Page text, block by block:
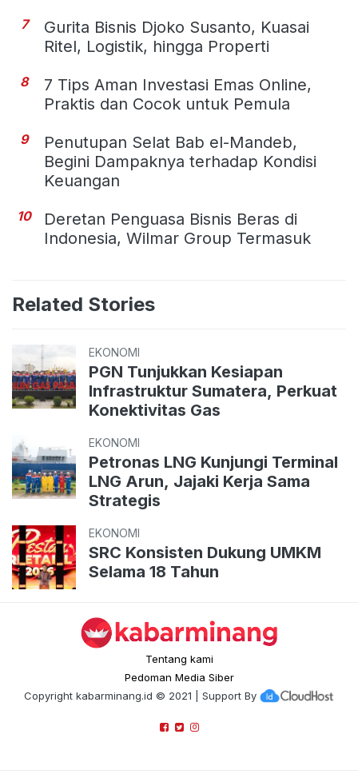
7
Gurita Bisnis Djoko Susanto, Kuasai
Ritel, Logistik, hingga Properti
8
7 Tips Aman Investasi Emas Online,
Praktis dan Cocok untuk Pemula
9
Penutupan Selat Bab el-Mandeb,
Begini Dampaknya terhadap Kondisi
Keuangan
10
Deretan Penguasa Bisnis Beras di
Indonesia, Wilmar Group Termasuk
Related Stories
EKONOMI
PGN Tunjukkan Kesiapan
Infrastruktur Sumatera, Perkuat
Konektivitas Gas
EKONOMI
Petronas LNG Kunjungi Terminal
LNG Arun, Jajaki Kerja Sama
Strategis
EKONOMI
SRC Konsisten Dukung UMKM
Selama 18 Tahun
Tentang kami
Pedoman Media Siber
Copyright kabarminang.id © 2021 | Support By